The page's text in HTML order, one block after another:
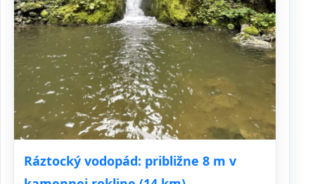
Ráztocký vodopád: približne 8 m v